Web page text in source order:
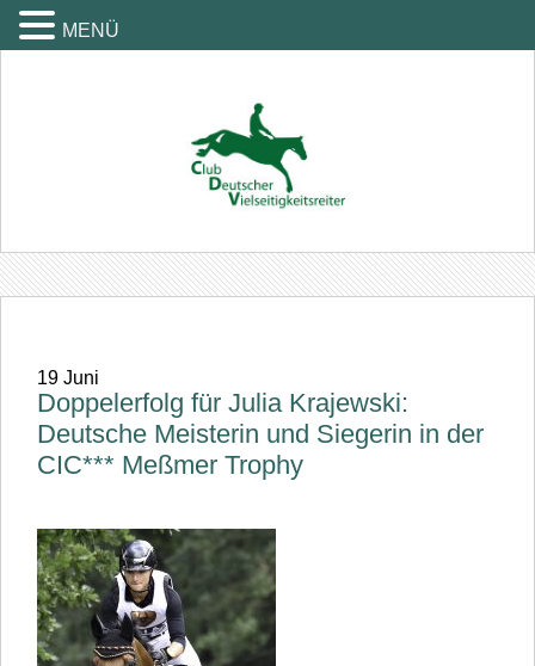
19 Juni
Doppelerfolg für Julia Krajewski:
Deutsche Meisterin und Siegerin in der
CIC*** Meßmer Trophy
MENÜ